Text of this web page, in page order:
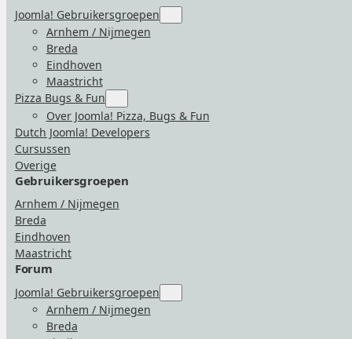
Joomla! Gebruikersgroepen
for
Arnhem / Nijmegen
Breda
Eindhoven
Maastricht
Pizza Bugs & Fun
for
“Pizza
Bugs
Over Joomla! Pizza, Bugs & Fun
Dutch Joomla! Developers
Cursussen
Overige
Gebruikersgroepen
Arnhem / Nijmegen
Breda
Eindhoven
Maastricht
Forum
Joomla! Gebruikersgroepen
for
Arnhem / Nijmegen
Breda